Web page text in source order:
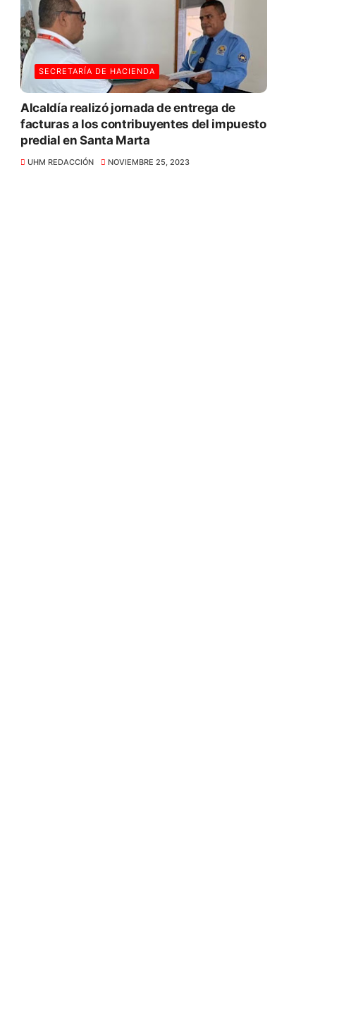
SECRETARÍA DE HACIENDA
Alcaldía realizó jornada de entrega de
facturas a los contribuyentes del impuesto
predial en Santa Marta
UHM REDACCIÓN NOVIEMBRE 25, 2023